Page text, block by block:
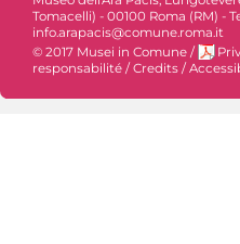
Tomacelli) - 00100 Roma (RM) -
info.arapacis@comune.roma.it
© 2017 Musei in Comune /
responsabilité /Credits /